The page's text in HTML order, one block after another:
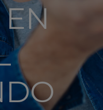
EN